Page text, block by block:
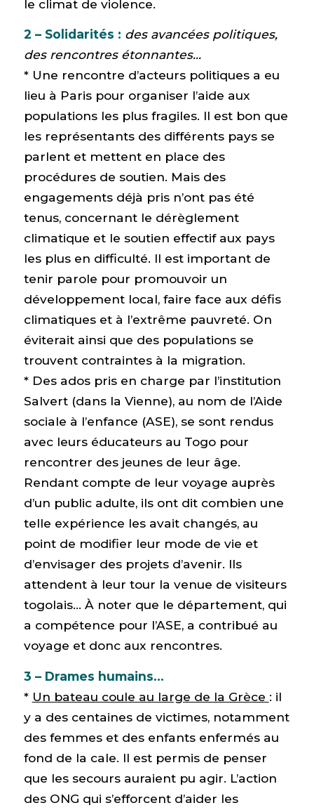
le climat de violence.
2 – Solidarités : des avancées politiques,
des rencontres étonnantes…
* Une rencontre d’acteurs politiques a eu
lieu à Paris pour organiser l’aide aux
populations les plus fragiles. Il est bon que
les représentants des différents pays se
parlent et mettent en place des
procédures de soutien. Mais des
engagements déjà pris n’ont pas été
tenus, concernant le dérèglement
climatique et le soutien effectif aux pays
les plus en difficulté. Il est important de
tenir parole pour promouvoir un
développement local, faire face aux défis
climatiques et à l’extrême pauvreté. On
éviterait ainsi que des populations se
trouvent contraintes à la migration.
* Des ados pris en charge par l’institution
Salvert (dans la Vienne), au nom de l’Aide
sociale à l’enfance (ASE), se sont rendus
avec leurs éducateurs au Togo pour
rencontrer des jeunes de leur âge.
Rendant compte de leur voyage auprès
d’un public adulte, ils ont dit combien une
telle expérience les avait changés, au
point de modifier leur mode de vie et
d’envisager des projets d’avenir. Ils
attendent à leur tour la venue de visiteurs
togolais… À noter que le département, qui
a compétence pour l’ASE, a contribué au
voyage et donc aux rencontres.
3 – Drames humains…
* Un bateau coule au large de la Grèce : il
y a des centaines de victimes, notamment
des femmes et des enfants enfermés au
fond de la cale. Il est permis de penser
que les secours auraient pu agir. L’action
des ONG qui s’efforcent d’aider les